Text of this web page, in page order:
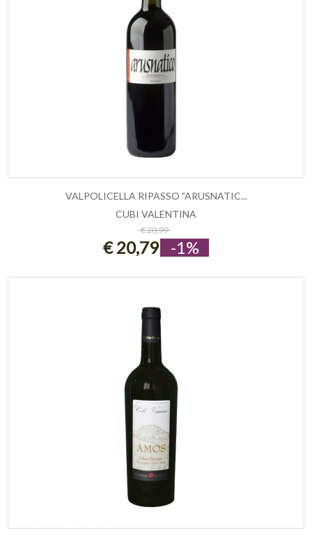
ESAURITO
VALPOLICELLA RIPASSO "ARUSNATIC...
CUBI VALENTINA
€ 20,99
€ 20,79 -1%